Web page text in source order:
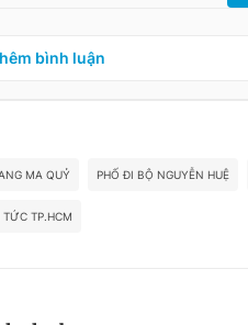
bình luận
MA QUỶ PHỐ ĐI BỘ NGUYỄN HUỆ
TỨC TP.HCM